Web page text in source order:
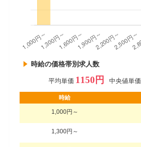
時給の価格帯別求人数
平均単価 1150円 中央値単価
時給
1,000円～
1,300円～